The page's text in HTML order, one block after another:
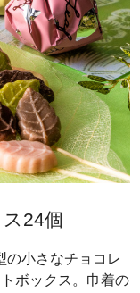
24個
の小さなチョコレ
ボックス。巾着の